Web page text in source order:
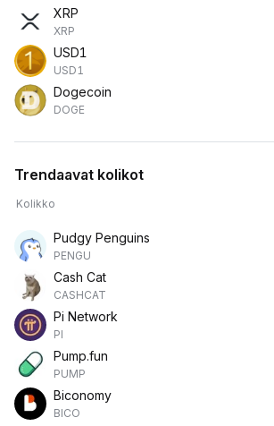
XRP
XRP
USD1
USD1
Dogecoin
DOGE
Trendaavat kolikot
Kolikko
Pudgy Penguins
PENGU
Cash Cat
CASHCAT
Pi Network
PI
Pump.fun
PUMP
Biconomy
BICO